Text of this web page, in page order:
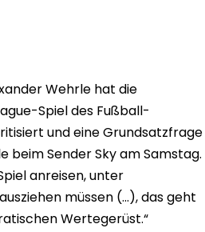
Wehrle hat die
Spiel des Fußball-
und eine Grundsatzfrage
beim Sender Sky am Samstag.
anreisen, unter
müssen (...), das geht
Wertegerüst.“